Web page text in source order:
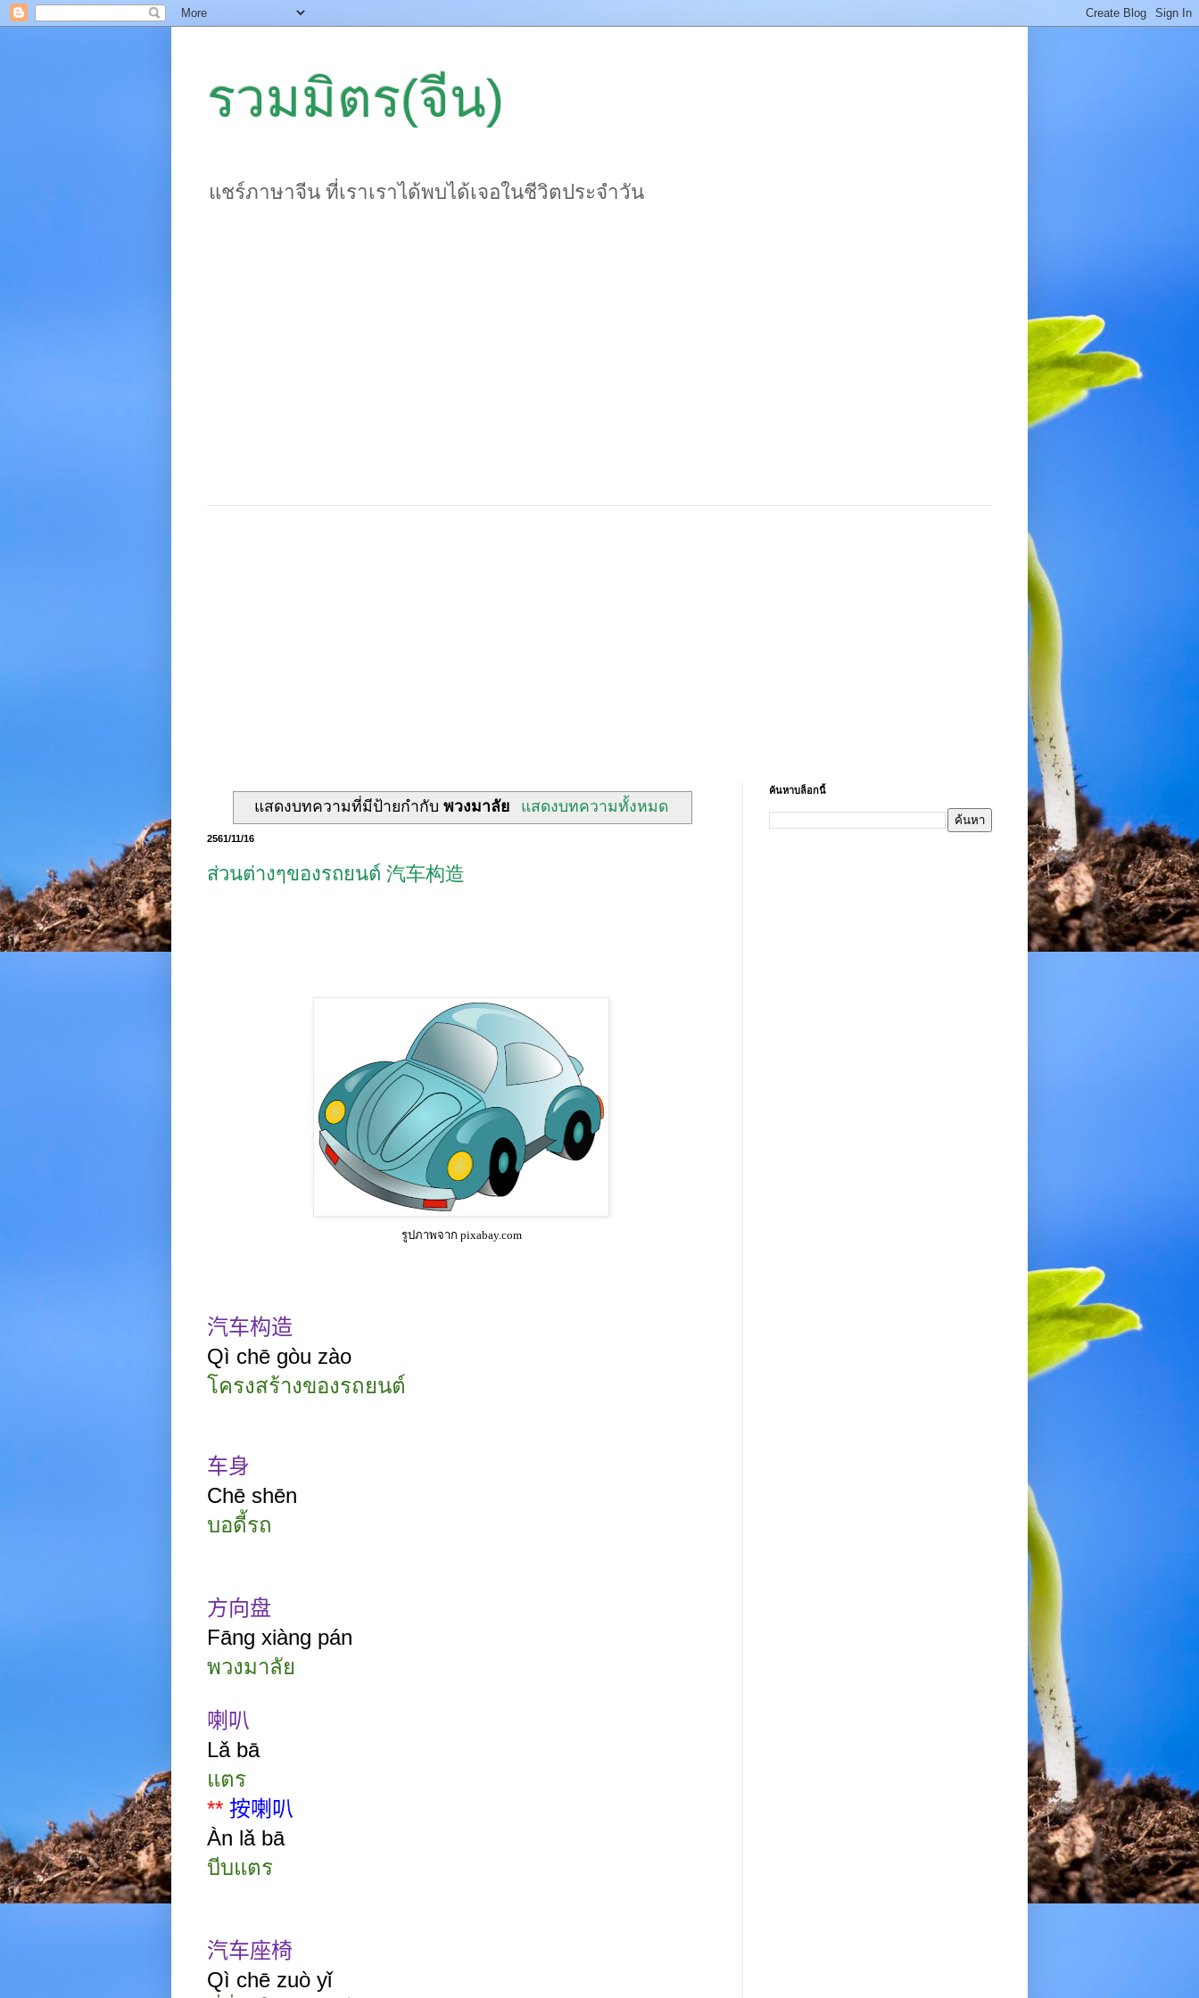
รวมมิตร(จีน)
แชร์ภาษาจีน ที่เราเราได้พบได้เจอในชีวิตประจำวัน
แสดงบทความที่มีป้ายกำกับพวงมาลัย แสดงบทความทั้งหมด
2561/11/16
ส่วนต่างๆของรถยนต์ 汽车构造
รูปภาพจาก pixabay.com
汽车构造
Qì chē gòu zào
โครงสร้างของรถยนต์
车身
Chē shēn
บอดี้รถ
方向盘
Fāng xiàng pán
พวงมาลัย
喇叭
Lǎ bā
แตร
** 按喇叭
Àn lǎ bā
บีบแตร
汽车座椅
Qì chē zuò yǐ
ค้นหาบล็อกนี้